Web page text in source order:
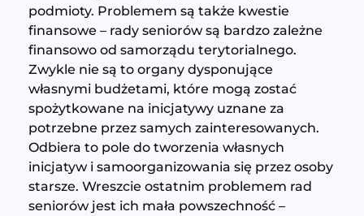
podmioty. Problemem są także kwestie
finansowe – rady seniorów są bardzo zależne
finansowo od samorządu terytorialnego.
Zwykle nie są to organy dysponujące
własnymi budżetami, które mogą zostać
spożytkowane na inicjatywy uznane za
potrzebne przez samych zainteresowanych.
Odbiera to pole do tworzenia własnych
inicjatyw i samoorganizowania się przez osoby
starsze. Wreszcie ostatnim problemem rad
seniorów jest ich mała powszechność –